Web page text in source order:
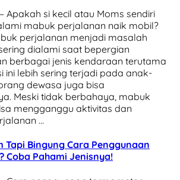
Apakah si kecil atau Moms sendiri
mabuk perjalanan naik mobil?
perjalanan menjadi masalah
dialami saat bepergian
berbagai jenis kendaraan terutama
ini lebih sering terjadi pada anak-
dewasa juga bisa
Meski tidak berbahaya, mabuk
mengganggu aktivitas dan
…
Tapi Bingung Cara Penggunaan
Coba Pahami Jenisnya!